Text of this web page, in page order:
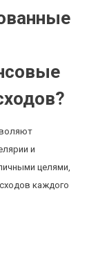
и
целями,
каждого